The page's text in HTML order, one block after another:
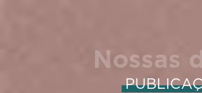
Nossas